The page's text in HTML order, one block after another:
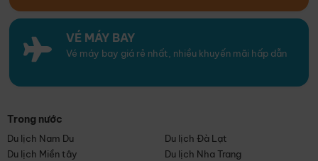
VÉ MÁY BAY
Vé máy bay giá rẻ nhất, nhiều khuyến mãi hấp dẫn
Trong nước
Du lịch Nam Du
Du lịch Đà Lạt
Du lịch Miền tây
Du lịch Nha Trang